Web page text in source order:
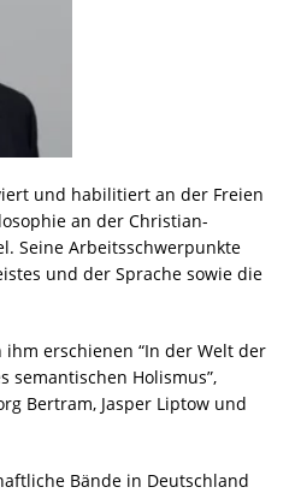
und habilitiert an der Freien
an der Christian-
Seine Arbeitsschwerpunkte
und der Sprache sowie die
ihm erschienen “In der Welt der
semantischen Holismus”,
Bertram, Jasper Liptow und
Bände in Deutschland